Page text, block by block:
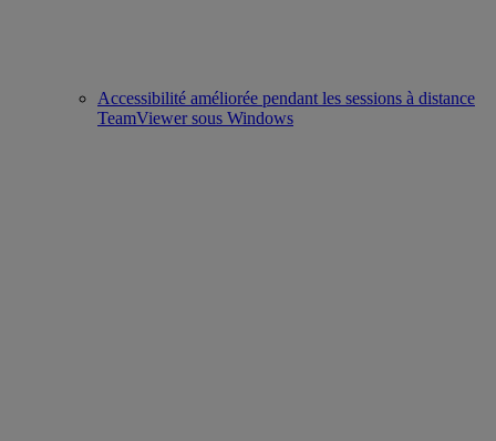
Accessibilité améliorée pendant les sessions à distance
TeamViewer sous Windows